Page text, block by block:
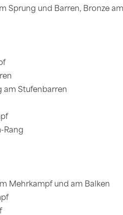
Sprung und Barren, Bronze
am Stufenbarren
Rang
Mehrkampf und am Balken